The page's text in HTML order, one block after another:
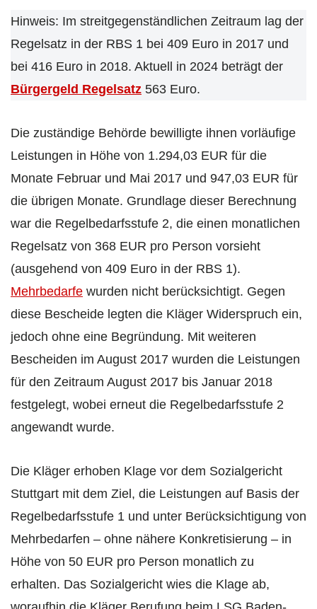
Hinweis: Im streitgegenständlichen Zeitraum lag der
Regelsatz in der RBS 1 bei 409 Euro in 2017 und
bei 416 Euro in 2018. Aktuell in 2024 beträgt der
Bürgergeld Regelsatz 563 Euro.
Die zuständige Behörde bewilligte ihnen vorläufige
Leistungen in Höhe von 1.294,03 EUR für die
Monate Februar und Mai 2017 und 947,03 EUR für
die übrigen Monate. Grundlage dieser Berechnung
war die Regelbedarfsstufe 2, die einen monatlichen
Regelsatz von 368 EUR pro Person vorsieht
(ausgehend von 409 Euro in der RBS 1).
Mehrbedarfe wurden nicht berücksichtigt. Gegen
diese Bescheide legten die Kläger Widerspruch ein,
jedoch ohne eine Begründung. Mit weiteren
Bescheiden im August 2017 wurden die Leistungen
für den Zeitraum August 2017 bis Januar 2018
festgelegt, wobei erneut die Regelbedarfsstufe 2
angewandt wurde.
Die Kläger erhoben Klage vor dem Sozialgericht
Stuttgart mit dem Ziel, die Leistungen auf Basis der
Regelbedarfsstufe 1 und unter Berücksichtigung von
Mehrbedarfen – ohne nähere Konkretisierung – in
Höhe von 50 EUR pro Person monatlich zu
erhalten. Das Sozialgericht wies die Klage ab,